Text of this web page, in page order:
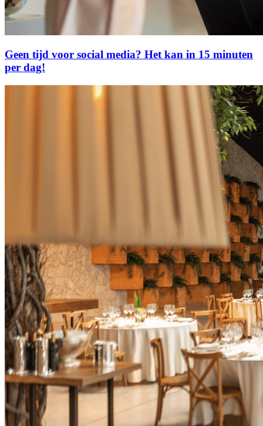
Geen tijd voor social media? Het kan in 15 minuten
per dag!